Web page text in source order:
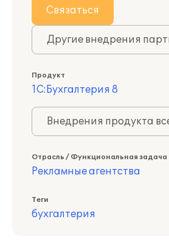
Связаться
Другие внедрения
Продукт
1С:Бухгалтерия 8
Внедрения продукта
Отрасль / Функциональная задача
Рекламные агентства
Теги
бухгалтерия